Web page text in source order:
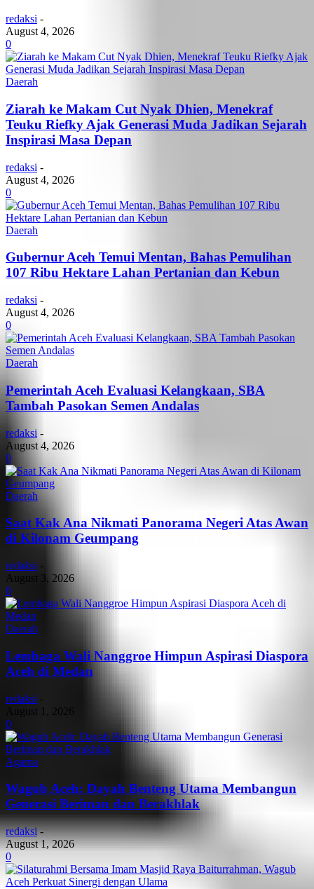
redaksi -
August 4, 2026
0
Daerah
Ziarah ke Makam Cut Nyak Dhien, Menekraf
Teuku Riefky Ajak Generasi Muda Jadikan Sejarah
Inspirasi Masa Depan
redaksi -
August 4, 2026
0
Daerah
Gubernur Aceh Temui Mentan, Bahas Pemulihan
107 Ribu Hektare Lahan Pertanian dan Kebun
redaksi -
August 4, 2026
0
Daerah
Pemerintah Aceh Evaluasi Kelangkaan, SBA
Tambah Pasokan Semen Andalas
redaksi -
August 4, 2026
0
Daerah
Saat Kak Ana Nikmati Panorama Negeri Atas Awan
di Kilonam Geumpang
redaksi -
August 3, 2026
0
Daerah
Lembaga Wali Nanggroe Himpun Aspirasi Diaspora
Aceh di Medan
redaksi -
August 1, 2026
0
Agama
Wagub Aceh: Dayah Benteng Utama Membangun
Generasi Beriman dan Berakhlak
redaksi -
August 1, 2026
0